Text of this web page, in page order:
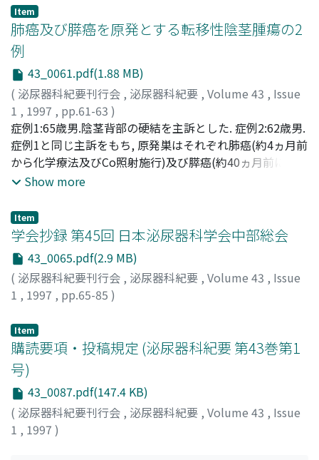
乳頭状腺癌が認められたが, 膀胱壁及び尿膜管には癌細胞
浸潤はなく, 骨盤リンパ節転移もなかった.術後5ヵ月の現
在, 再発や転移の証拠はない
Item
肺癌及び膵癌を原発とする転移性陰茎腫瘍の2
例
43_0061.pdf(1.88 MB)
( 泌尿器科紀要刊行会 , 泌尿器科紀要 , Volume 43 , Issue
1 , 1997 , pp.61-63 )
檀野, 祥三;岡田, 日佳;三上, 修;川村, 博;大原, 孝;松田, 公
志;Danno, Shozo;Okada, Hiyoshi;Mikami, Osamu;
Kawamura, Hiroshi;Ohara, Takashi;Matsuda, Tadashi
症例1:65歳男.陰茎背部の硬結を主訴とした. 症例2:62歳男.
症例1と同じ主訴をもち, 原発巣はそれぞれ肺癌(約4ヵ月前
から化学療法及びCo照射施行)及び膵癌(約40ヵ月前に膵頭
十二指腸切除施行)であった. 症例1は転移性陰茎腫瘍診断
陰茎転移と診断後約14ヵ月に癌性悪液質で死亡した
Show more
Item
学会抄録 第45回 日本泌尿器科学会中部総会
43_0065.pdf(2.9 MB)
( 泌尿器科紀要刊行会 , 泌尿器科紀要 , Volume 43 , Issue
1 , 1997 , pp.65-85 )
Item
購読要項・投稿規定 (泌尿器科紀要 第43巻第1
号)
43_0087.pdf(147.4 KB)
( 泌尿器科紀要刊行会 , 泌尿器科紀要 , Volume 43 , Issue
1 , 1997 )